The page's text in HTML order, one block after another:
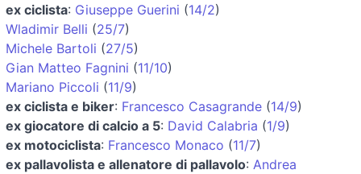
ex ciclista: Giuseppe Guerini (14/2)
Wladimir Belli (25/7)
Michele Bartoli (27/5)
Gian Matteo Fagnini (11/10)
Mariano Piccoli (11/9)
ex ciclista e biker: Francesco Casagrande (14/9)
ex giocatore di calcio a 5: David Calabria (1/9)
ex motociclista: Francesco Monaco (11/7)
ex pallavolista e allenatore di pallavolo: Andrea